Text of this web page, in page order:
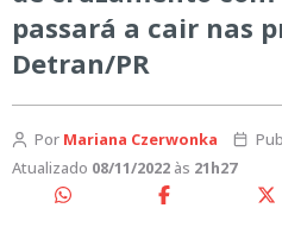
passará a cair nas
Detran/PR
Por Mariana Czerwonka
Atualizado 08/11/2022 às 21h27